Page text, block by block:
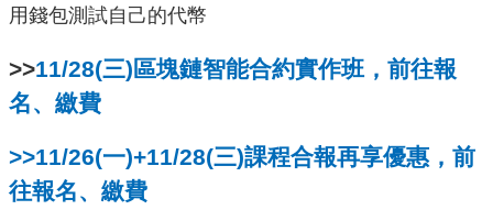
用錢包測試自己的代幣
>>11/28(三)區塊鏈智能合約實作班，前往報
名、繳費
>>11/26(一)+11/28(三)課程合報再享優惠，前
往報名、繳費